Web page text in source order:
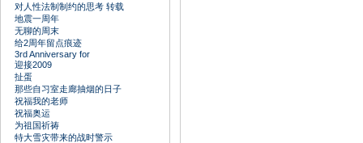
对人性法制制约的思考 转载
地震一周年
无聊的周末
给2周年留点痕迹
3rd Anniversary for
迎接2009
扯蛋
那些自习室走廊抽烟的日子
祝福我的老师
祝福奥运
为祖国祈祷
特大雪灾带来的战时警示